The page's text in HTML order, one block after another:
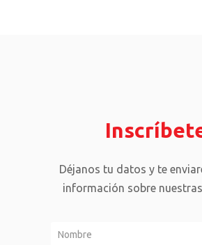
Déjanos tu datos y te
información sobre